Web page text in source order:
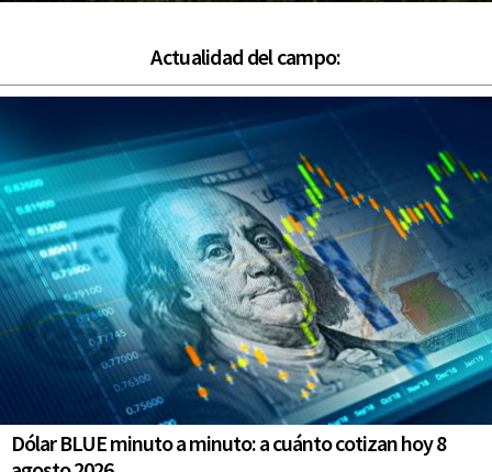
Actualidad del campo:
Dólar BLUE minuto a minuto: a cuánto cotizan hoy 8